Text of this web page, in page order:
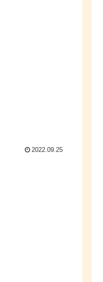
2022.09.25